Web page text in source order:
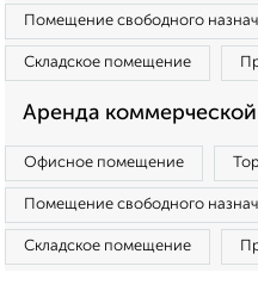
Помещение свободного
Складское помещение
Аренда
Офисное помещение
Помещение свободного
Складское помещение